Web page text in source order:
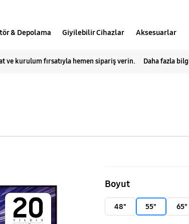
& Depolama Giyilebilir Cihazlar Aksesuarlar
ve kurulum fırsatıyla hemen sipariş verin. Daha fazla
S90F
4K
Boyut
48" 55" 65"